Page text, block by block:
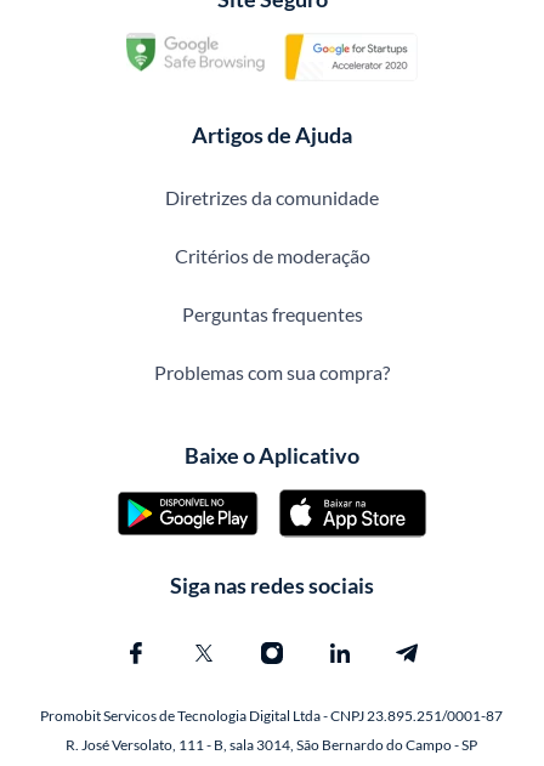
Artigos de Ajuda
Diretrizes da comunidade
Critérios de moderação
Perguntas frequentes
Problemas com sua compra?
Baixe o Aplicativo
Siga nas redes sociais
Promobit Servicos de Tecnologia Digital Ltda - CNPJ 23.895.251/0001-87
R. José Versolato, 111 - B, sala 3014, São Bernardo do Campo - SP